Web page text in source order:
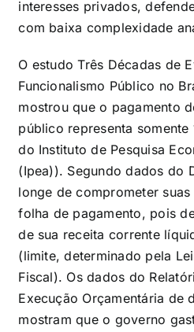
interesses privados,
com baixa complexidade
O estudo Três Décadas de
Funcionalismo Público no
mostrou que o pagamento
público representa
do Instituto de Pesquisa
(Ipea)). Segundo dados do
longe de comprometer
folha de pagamento, pois
de sua receita corrente
(limite, determinado pela
Fiscal). Os dados do
Execução Orçamentária de
mostram que o governo